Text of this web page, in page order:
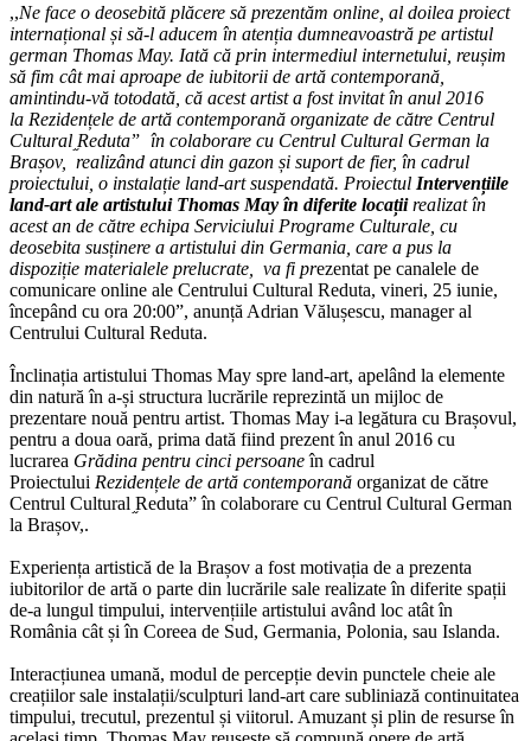
,,Ne face o deosebită plăcere să prezentăm online, al doilea proiect
internațional și să-l aducem în atenția dumneavoastră pe artistul
german Thomas May. Iată că prin intermediul internetului, reușim
să fim cât mai aproape de iubitorii de artă contemporană,
amintindu-vă totodată, că acest artist a fost invitat în anul 2016
la Rezidențele de artă contemporană organizate de către Centrul
Cultural ֦Redutaˮ în colaborare cu Centrul Cultural German la
Brașov, realizând atunci din gazon și suport de fier, în cadrul
proiectului, o instalație land-art suspendată. Proiectul Intervențiile
land-art ale artistului Thomas May în diferite locațiirealizat în
acest an de către echipa Serviciului Programe Culturale, cu
deosebita susținere a artistului din Germania, care a pus la
dispoziție materialele prelucrate, va fi prezentat pe canalele de
comunicare online ale Centrului Cultural Reduta, vineri, 25 iunie,
începând cu ora 20:00”, anunță Adrian Vălușescu, manager al
Centrului Cultural Reduta.
Înclinația artistului Thomas May spre land-art, apelând la elemente
din natură în a-și structura lucrările reprezintă un mijloc de
prezentare nouă pentru artist. Thomas May i-a legătura cu Brașovul,
pentru a doua oară, prima dată fiind prezent în anul 2016 cu
lucrarea Grădina pentru cinci persoaneîn cadrul
Proiectului Rezidențele de artă contemporană organizat de către
Centrul Cultural ֦Redutaˮ în colaborare cu Centrul Cultural German
la Brașov,.
Experiența artistică de la Brașov a fost motivația de a prezenta
iubitorilor de artă o parte din lucrările sale realizate în diferite spații
de-a lungul timpului, intervențiile artistului având loc atât în
România cât și în Coreea de Sud, Germania, Polonia, sau Islanda.
Interacțiunea umană, modul de percepție devin punctele cheie ale
creațiilor sale instalații/sculpturi land-art care subliniază continuitatea
timpului, trecutul, prezentul și viitorul. Amuzant și plin de resurse în